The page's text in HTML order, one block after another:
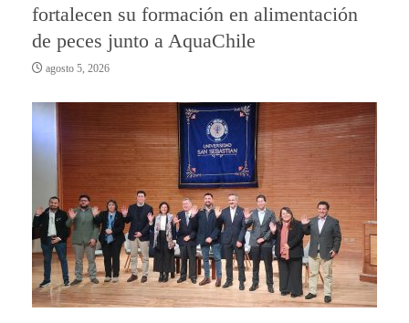
fortalecen su formación en alimentación
de peces junto a AquaChile
agosto 5, 2026